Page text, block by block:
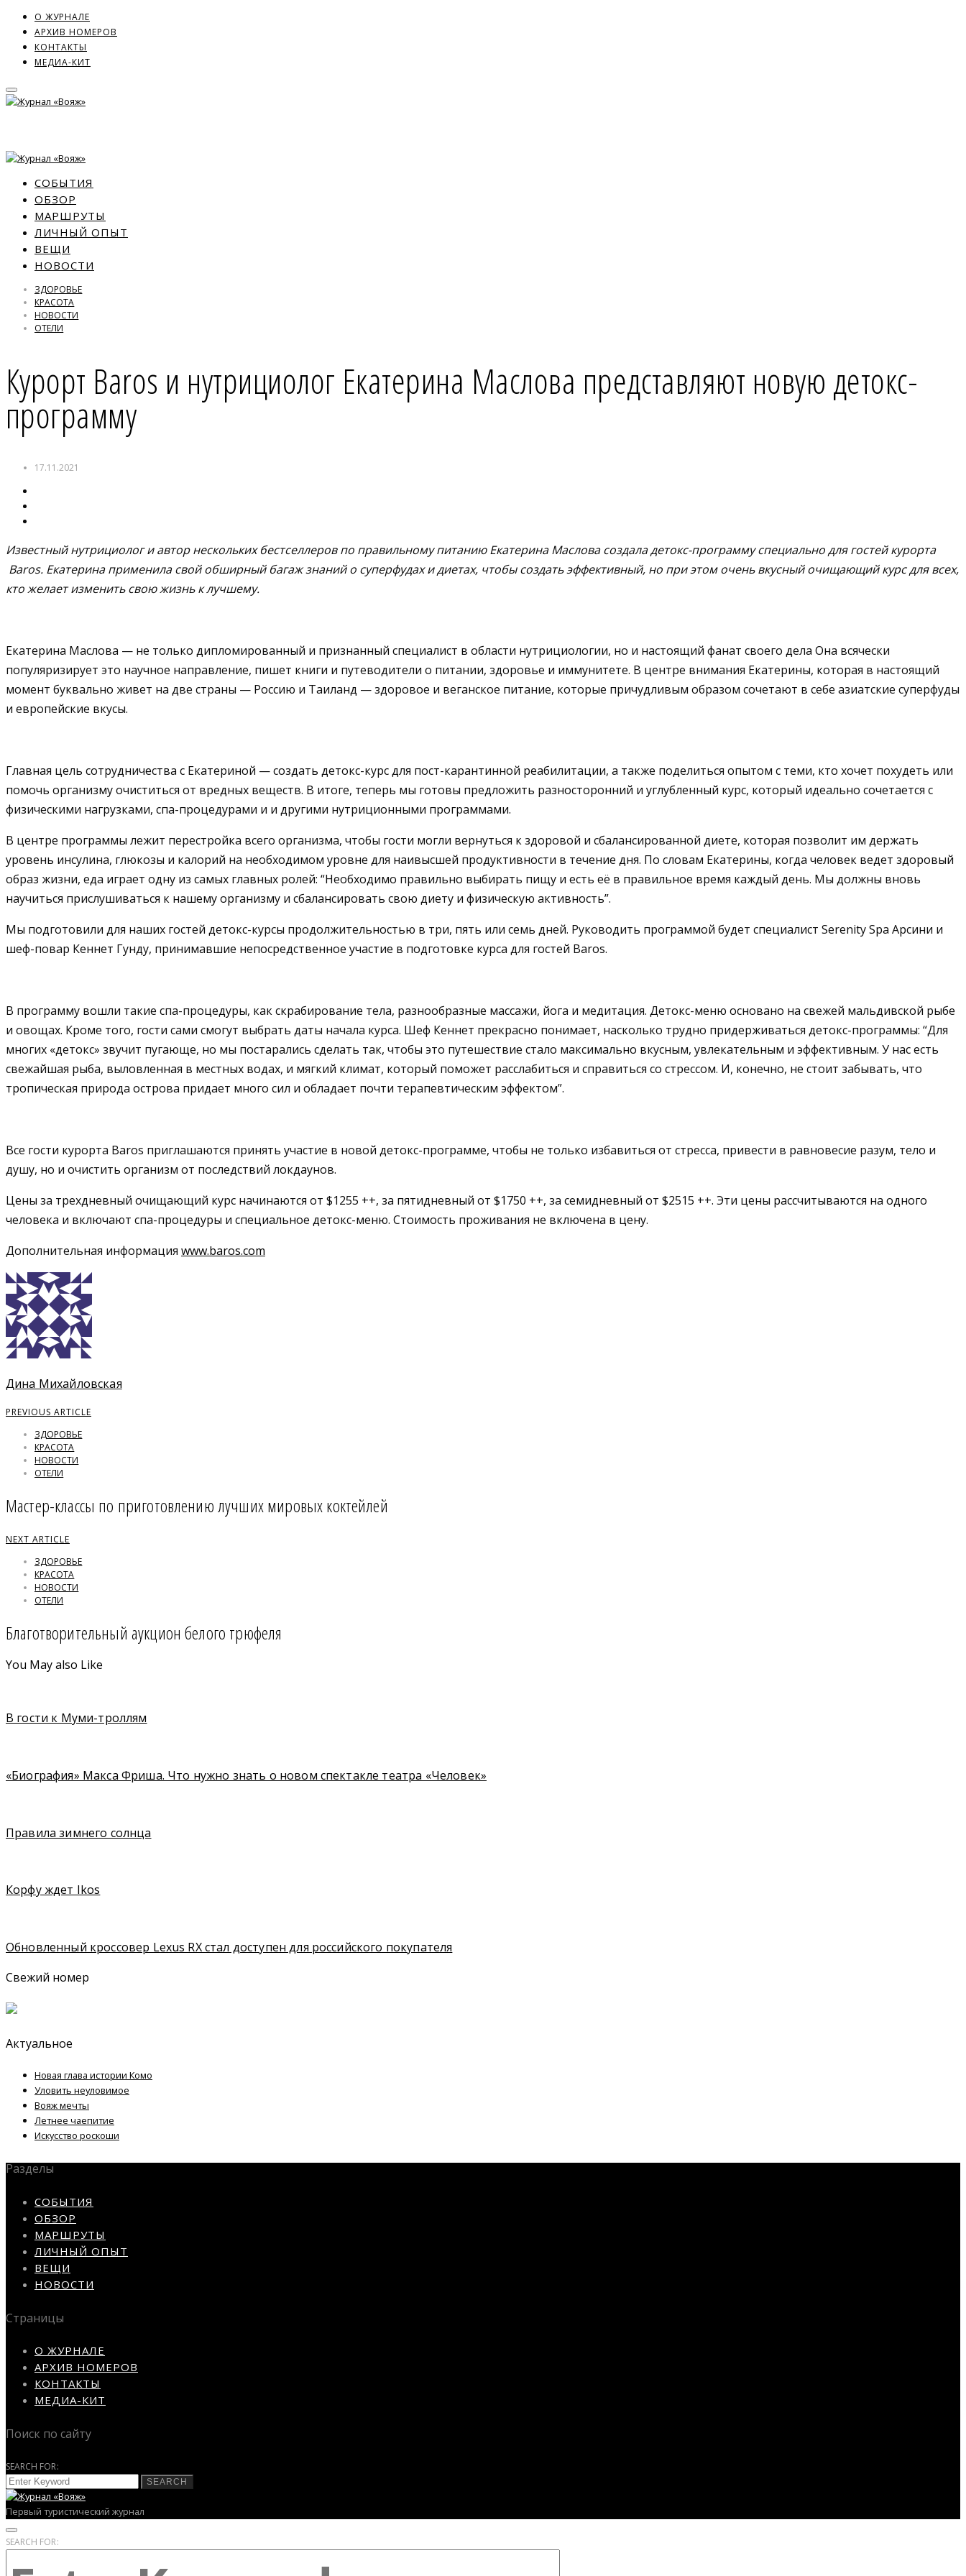
О ЖУРНАЛЕ
АРХИВ НОМЕРОВ
КОНТАКТЫ
МЕДИА-КИТ
СОБЫТИЯ
ОБЗОР
МАРШРУТЫ
ЛИЧНЫЙ ОПЫТ
ВЕЩИ
НОВОСТИ
ЗДОРОВЬЕ
КРАСОТА
НОВОСТИ
ОТЕЛИ
Курорт Baros и нутрициолог Екатерина Маслова представляют новую детокс-
программу
17.11.2021
Известный нутрициолог и автор нескольких бестселлеров по правильному питанию Екатерина Маслова создала детокс-программу специально для гостей курорта
Baros. Екатерина применила свой обширный багаж знаний о суперфудах и диетах, чтобы создать эффективный, но при этом очень вкусный очищающий курс для всех,
кто желает изменить свою жизнь к лучшему.
Екатерина Маслова — не только дипломированный и признанный специалист в области нутрициологии, но и настоящий фанат своего дела Она всячески
популяризирует это научное направление, пишет книги и путеводители о питании, здоровье и иммунитете. В центре внимания Екатерины, которая в настоящий
момент буквально живет на две страны — Россию и Таиланд — здоровое и веганское питание, которые причудливым образом сочетают в себе азиатские суперфуды
и европейские вкусы.
Главная цель сотрудничества с Екатериной — создать детокс-курс для пост-карантинной реабилитации, а также поделиться опытом с теми, кто хочет похудеть или
помочь организму очиститься от вредных веществ. В итоге, теперь мы готовы предложить разносторонний и углубленный курс, который идеально сочетается с
физическими нагрузками, спа-процедурами и и другими нутриционными программами.
В центре программы лежит перестройка всего организма, чтобы гости могли вернуться к здоровой и сбалансированной диете, которая позволит им держать
уровень инсулина, глюкозы и калорий на необходимом уровне для наивысшей продуктивности в течение дня. По словам Екатерины, когда человек ведет здоровый
образ жизни, еда играет одну из самых главных ролей: “Необходимо правильно выбирать пищу и есть её в правильное время каждый день. Мы должны вновь
научиться прислушиваться к нашему организму и сбалансировать свою диету и физическую активность”.
Мы подготовили для наших гостей детокс-курсы продолжительностью в три, пять или семь дней. Руководить программой будет специалист Serenity Spa Арсини и
шеф-повар Кеннет Гунду, принимавшие непосредственное участие в подготовке курса для гостей Baros.
В программу вошли такие спа-процедуры, как скрабирование тела, разнообразные массажи, йога и медитация. Детокс-меню основано на свежей мальдивской рыбе
и овощах. Кроме того, гости сами смогут выбрать даты начала курса. Шеф Кеннет прекрасно понимает, насколько трудно придерживаться детокс-программы: “Для
многих «детокс» звучит пугающе, но мы постарались сделать так, чтобы это путешествие стало максимально вкусным, увлекательным и эффективным. У нас есть
свежайшая рыба, выловленная в местных водах, и мягкий климат, который поможет расслабиться и справиться со стрессом. И, конечно, не стоит забывать, что
тропическая природа острова придает много сил и обладает почти терапевтическим эффектом”.
Все гости курорта Baros приглашаются принять участие в новой детокс-программе, чтобы не только избавиться от стресса, привести в равновесие разум, тело и
душу, но и очистить организм от последствий локдаунов.
Цены за трехдневный очищающий курс начинаются от $1255 ++, за пятидневный от $1750 ++, за семидневный от $2515 ++. Эти цены рассчитываются на одного
человека и включают спа-процедуры и специальное детокс-меню. Стоимость проживания не включена в цену.
Дополнительная информация www.baros.com
Дина Михайловская
PREVIOUS ARTICLE
ЗДОРОВЬЕ
КРАСОТА
НОВОСТИ
ОТЕЛИ
Мастер-классы по приготовлению лучших мировых коктейлей
NEXT ARTICLE
ЗДОРОВЬЕ
КРАСОТА
НОВОСТИ
ОТЕЛИ
Благотворительный аукцион белого трюфеля
You May also Like
В гости к Муми-троллям
«Биография» Макса Фриша. Что нужно знать о новом спектакле театра «Человек»
Правила зимнего солнца
Корфу ждет Ikos
Обновленный кроссовер Lexus RX стал доступен для российского покупателя
Свежий номер
Актуальное
Новая глава истории Комо
Уловить неуловимое
Вояж мечты
Летнее чаепитие
Искусство роскоши
Разделы
СОБЫТИЯ
ОБЗОР
МАРШРУТЫ
ЛИЧНЫЙ ОПЫТ
ВЕЩИ
НОВОСТИ
Страницы
О ЖУРНАЛЕ
АРХИВ НОМЕРОВ
КОНТАКТЫ
МЕДИА-КИТ
Поиск по сайту
SEARCH FOR:
SEARCH
Первый туристический журнал
SEARCH FOR: